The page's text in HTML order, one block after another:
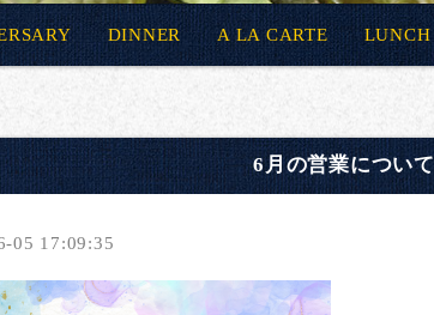
DINNER A LA CARTE LUNCH
6月の営業について
05 17:09:35